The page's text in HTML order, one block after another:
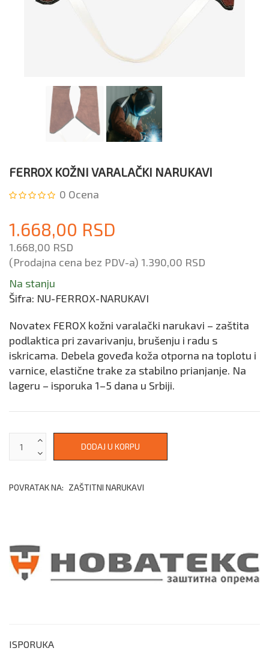
FERROX KOŽNI VARALAČKI NARUKAVI
0 Ocena
1.668,00 RSD
1.668,00 RSD
(Prodajna cena bez PDV-a) 1.390,00 RSD
Na stanju
Šifra: NU-FERROX-NARUKAVI
Novatex FEROX kožni varalački narukavi – zaštita
podlaktica pri zavarivanju, brušenju i radu s
iskricama. Debela goveđa koža otporna na toplotu i
varnice, elastične trake za stabilno prianjanje. Na
lageru – isporuka 1–5 dana u Srbiji.
POVRATAK NA: ZAŠTITNI NARUKAVI
ISPORUKA